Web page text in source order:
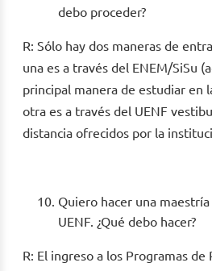
debo proceder?
R: Sólo hay dos maneras de
una es a través del ENEM/SiSu
principal manera de estudiar en
otra es a través del UENF
distancia ofrecidos por la
Quiero hacer una
UENF. ¿Qué debo hacer?
R: El ingreso a los Programas